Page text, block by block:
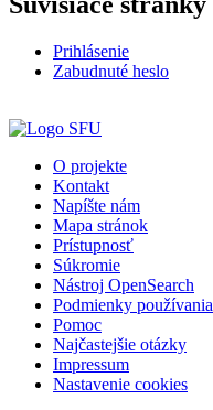
Prihlásenie
Zabudnuté heslo
O projekte
Kontakt
Napíšte nám
Mapa stránok
Prístupnosť
Súkromie
Nástroj OpenSearch
Podmienky používania
Pomoc
Najčastejšie otázky
Impressum
Nastavenie cookies